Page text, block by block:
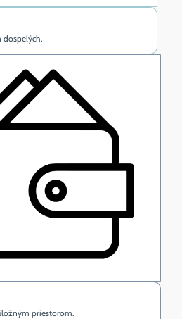
dospelých.
priestorom.